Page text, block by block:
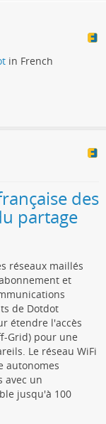
in French
des
partage
réseaux maillés
et
de Dotdot
étendre l'accès
Grid) pour une
Le réseau WiFi
autonomes
avec un
jusqu'à 100